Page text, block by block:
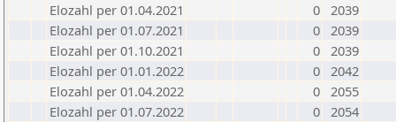
Elozahl per 01.04.2021
0 2039
Elozahl per 01.07.2021
0 2039
Elozahl per 01.10.2021
0 2039
Elozahl per 01.01.2022
0 2042
Elozahl per 01.04.2022
0 2055
Elozahl per 01.07.2022
0 2054